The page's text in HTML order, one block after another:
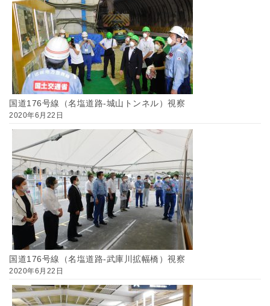
国道176号線（名塩道路-城山トンネル）視察
2020年6月22日
国道176号線（名塩道路-武庫川拡幅橋）視察
2020年6月22日